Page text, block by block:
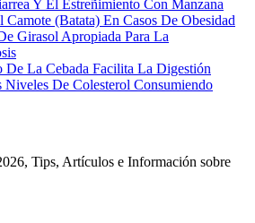
Y El Estreñimiento Con Manzana
Camote (Batata) En Casos De Obesidad
Girasol Apropiada Para La
De La Cebada Facilita La Digestión
Niveles De Colesterol Consumiendo
Tips, Artículos e Información sobre